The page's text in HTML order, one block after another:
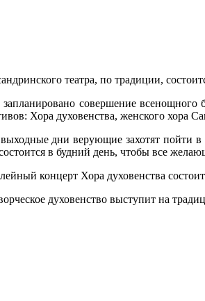
театра, по традиции,
совершение
Хора духовенства, женского хора
дни верующие захотят пойти
в будний день, чтобы все
концерт Хора духовенства
духовенство выступит на